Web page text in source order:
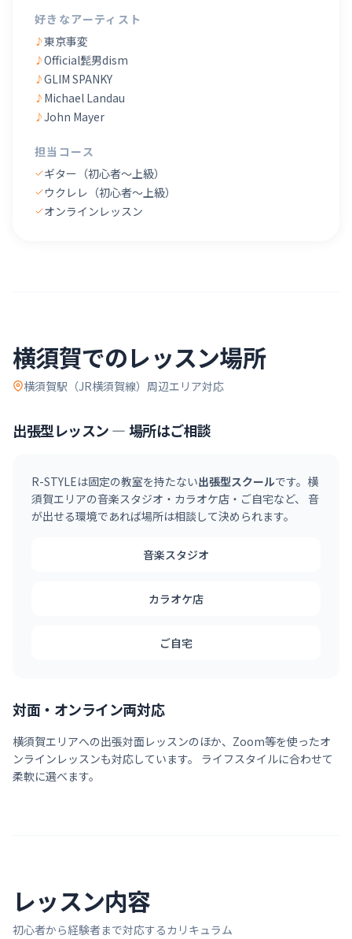
好きなアーティスト
♪東京事変
♪Official髭男dism
♪GLIM SPANKY
♪ Michael Landau
♪John Mayer
担当コース
ギター（初心者〜上級）
ウクレレ（初心者〜上級）
オンラインレッスン
横須賀でのレッスン場所
横須賀駅（JR横須賀線） 周辺エリア対応
出張型レッスン — 場所はご相談
R-STYLEは固定の教室を持たない出張型スクールです。 横
須賀エリアの音楽スタジオ・カラオケ店・ご自宅など、 音
が出せる環境であれば場所は相談して決められます。
音楽スタジオ
カラオケ店
ご自宅
対面・オンライン両対応
横須賀エリアへの出張対面レッスンのほか、Zoom等を使ったオ
ンラインレッスンも対応しています。 ライフスタイルに合わせて
柔軟に選べます。
レッスン内容
初心者から経験者まで対応するカリキュラム